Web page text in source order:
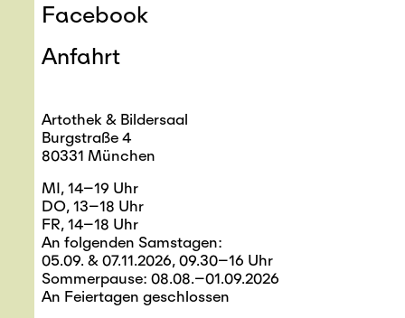
Facebook
Anfahrt
Artothek & Bildersaal
Burgstraße 4
80331 München
MI, 14–19 Uhr
DO, 13–18 Uhr
FR, 14–18 Uhr
An folgenden Samstagen:
05.09. & 07.11.2026, 09.30–16 Uhr
Sommerpause: 08.08.–01.09.2026
An Feiertagen geschlossen